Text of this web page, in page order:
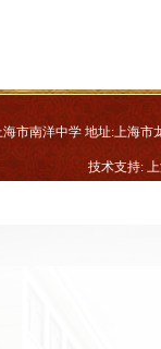
市南洋中学 地址:上海市
技术支持: